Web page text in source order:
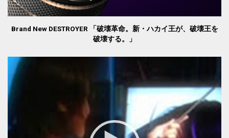
Brand New DESTROYER 「破壊革命。新・ハカイ王が、破壊王を
破壊する。」